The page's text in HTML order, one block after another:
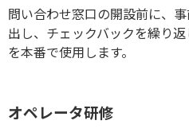
問い合わせ窓口の開設前に、
出し、チェックバックを繰り
を本番で使用します。
オペレータ研修